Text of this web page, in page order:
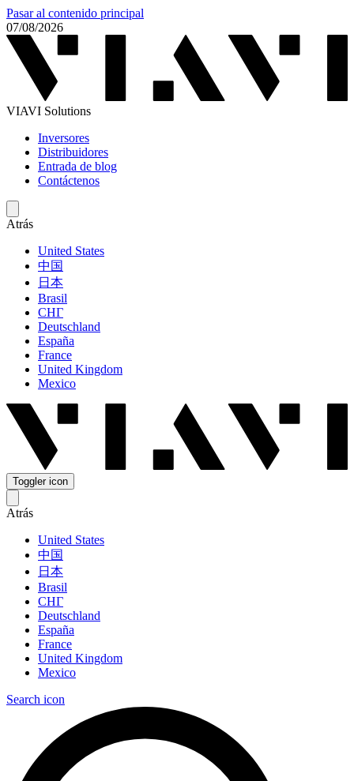
Pasar al contenido principal
07/08/2026
VIAVI Solutions
Inversores
Distribuidores
Entrada de blog
Contáctenos
Atrás
United States
中国
日本
Brasil
СНГ
Deutschland
España
France
United Kingdom
Mexico
Toggler icon
Atrás
United States
中国
日本
Brasil
СНГ
Deutschland
España
France
United Kingdom
Mexico
Search icon